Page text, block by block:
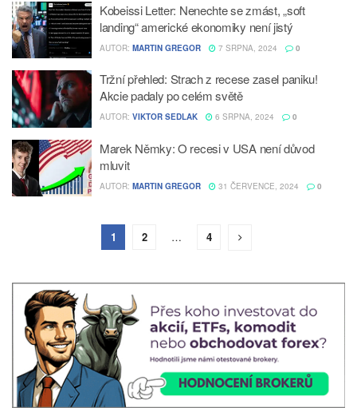
Kobeissi Letter: Nenechte se zmást, „soft
landing“ americké ekonomiky není jistý
AUTOR: MARTIN GREGOR 7 SRPNA, 2024 0
Tržní přehled: Strach z recese zasel paniku!
Akcie padaly po celém světě
AUTOR: VIKTOR SEDLAK 6 SRPNA, 2024 0
Marek Němky: O recesi v USA není důvod
mluvit
AUTOR: MARTIN GREGOR 31 ČERVENCE, 2024 0
1 2 … 4